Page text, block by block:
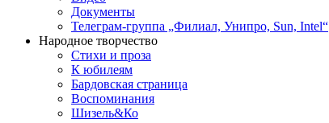
Документы
Телеграм-группа „Филиал, Унипро, Sun, Intel“
Народное творчество
Стихи и проза
К юбилеям
Бардовская страница
Воспоминания
Шизель&Ко